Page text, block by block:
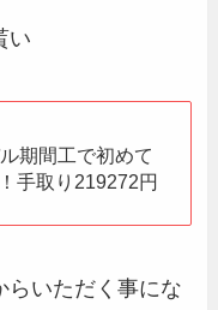
い
期間工で初めて
手取り219272円
らいただく事にな